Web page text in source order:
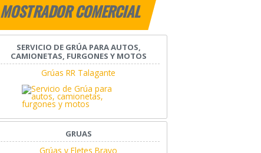
MOSTRADOR COMERCIAL
SERVICIO DE GRÚA PARA AUTOS,
CAMIONETAS, FURGONES Y MOTOS
Grúas RR Talagante
GRUAS
Grúas y Fletes Bravo